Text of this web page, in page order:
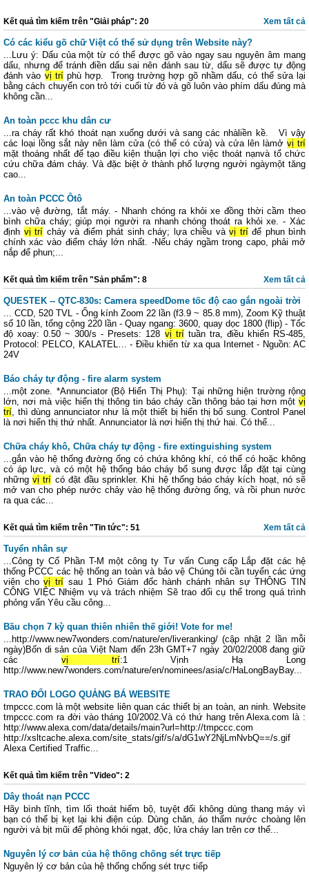
Xem tất cả
Kết quả tìm kiếm trên "Giải pháp": 20
Có các kiểu gõ chữ Việt có thể sử dụng trên Website này?
...Lưu ý: Dấu của một từ có thể được gõ vào ngay sau nguyên âm mang
dấu, nhưng để tránh điền dấu sai nên đánh sau từ, dấu sẽ được tự động
đánh vào vị tríphù hợp. Trong trường hợp gõ nhầm dấu, có thể sửa lại
bằng cách chuyển con trỏ tới cuối từ đó và gõ luôn vào phím dấu đúng mà
không cần...
An toàn pccc khu dân cư
...ra cháy rất khó thoát nạn xuống dưới và sang các nhàliền kề. Vì vậy
các loại lồng sắt này nên làm cửa (có thể có cửa) và cửa lên làmở vị trí
mặt thoáng nhất để tạo điều kiện thuận lợi cho việc thoát nạnvà tổ chức
cứu chữa đám cháy. Và đặc biệt ở thành phố lượng người ngàymột tăng
cao...
An toàn PCCC Ôtô
...vào vệ đường, tắt máy. - Nhanh chóng ra khỏi xe đồng thời cầm theo
bình chữa cháy; giúp mọi người ra nhanh chóng thoát ra khỏi xe. - Xác
định vị trí cháy và điểm phát sinh cháy; lựa chiều và vị tríđể phun bình
chính xác vào điểm cháy lớn nhất. -Nếu cháy ngầm trong capo, phải mở
nắp để phun;...
Xem tất cả
Kết quả tìm kiếm trên "Sản phẩm": 8
QUESTEK -- QTC-830s: Camera speedDome tốc độ cao gắn ngoài trời
... CCD, 520 TVL - Ống kính Zoom 22 lần (f3.9 ~ 85.8 mm), Zoom Kỹ thuật
số 10 lần, tổng cộng 220 lần - Quay ngang: 3600, quay dọc 1800 (flip) - Tốc
độ xoay: 0.50 ~ 300/s - Presets: 128 vị trítuần tra, điều khiển RS-485,
Protocol: PELCO, KALATEL… - Điều khiển từ xa qua Internet - Nguồn: AC
24V
Báo cháy tự động - fire alarm system
...một zone. *Annunciator (Bộ Hiển Thị Phụ): Tại những hiện trường rộng
lớn, nơi mà việc hiển thị thông tin báo cháy cần thông báo tại hơn một vị
trí, thì dùng annunciator như là một thiết bị hiển thị bổ sung. Control Panel
là nơi hiển thị thứ nhất. Annunciator là nơi hiển thị thứ hai. Có thể...
Chữa cháy khô, Chữa cháy tự động - fire extinguishing system
...gắn vào hệ thống đường ống có chứa không khí, có thể có hoặc không
có áp lực, và có một hệ thống báo cháy bổ sung được lắp đặt tại cùng
nhữngvị trí có đặt đầu sprinkler. Khi hệ thống báo cháy kích hoạt, nó sẽ
mở van cho phép nước chảy vào hệ thống đường ống, và rồi phun nước
ra qua các...
Xem tất cả
Kết quả tìm kiếm trên "Tin tức": 51
Tuyển nhân sự
...Công ty Cổ Phần T-M một công ty Tư vấn Cung cấp Lắp đặt các hệ
thống PCCC các hệ thống an toàn và bảo vệ Chúng tôi cần tuyển các ứng
viên chovị trí sau 1 Phó Giám đốc hành chánh nhân sự THÔNG TIN
CÔNG VIỆC Nhiệm vụ và trách nhiệm Sẽ trao đổi cụ thể trong quá trình
phỏng vấn Yêu cầu công...
Bầu chọn 7 kỳ quan thiên nhiên thế giới! Vote for me!
...http://www.new7wonders.com/nature/en/liveranking/ (cập nhật 2 lần mỗi
ngày)Bốn di sản của Việt Nam đến 23h GMT+7 ngày 20/02/2008 đang giữ
các vị trí:1 Vịnh Hạ Long
http://www.new7wonders.com/nature/en/nominees/asia/c/HaLongBayBay...
TRAO ĐỔI LOGO QUẢNG BÁ WEBSITE
tmpccc.com là một website liên quan các thiết bị an toàn, an ninh. Website
tmpccc.com ra đời vào tháng 10/2002.Và có thứ hang trên Alexa.com là :
http://www.alexa.com/data/details/main?url=http://tmpccc.com
http://xsltcache.alexa.com/site_stats/gif/s/a/dG1wY2NjLmNvbQ==/s.gif
Alexa Certified Traffic...
Kết quả tìm kiếm trên "Video": 2
Dây thoát nạn PCCC
Hãy bình tĩnh, tìm lối thoát hiểm bộ, tuyệt đối không dùng thang máy vì
bạn có thể bị kẹt lại khi điện cúp. Dùng chăn, áo thấm nước choàng lên
người và bịt mũi để phòng khói ngạt, độc, lửa cháy lan trên cơ thể...
Nguyên lý cơ bản của hệ thống chống sét trực tiếp
Nguyên lý cơ bản của hệ thống chống sét trực tiếp